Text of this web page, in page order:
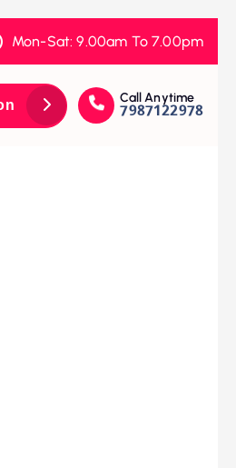
Mon-Sat: 9.00am To 7.00pm
Call Anytime
7987122978